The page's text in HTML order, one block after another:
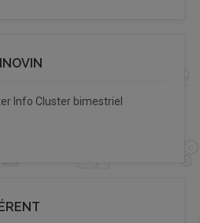
Info Cluster bimestriel